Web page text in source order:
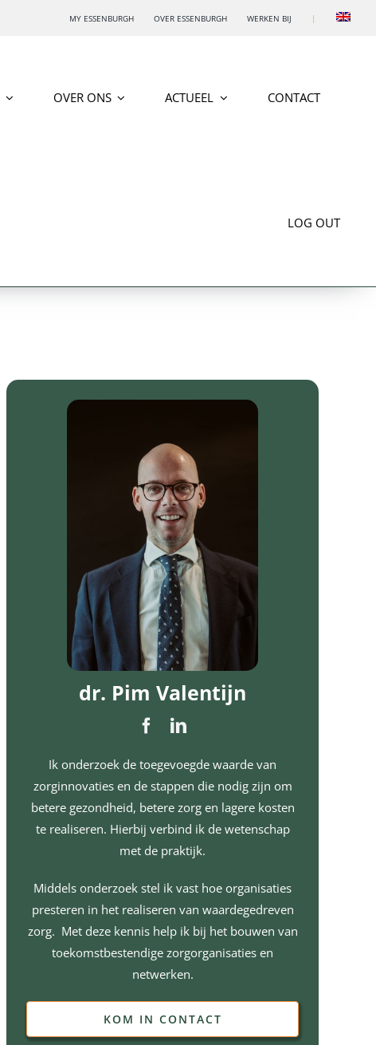
MY ESSENBURGH OVER ESSENBURGH WERKEN BIJ |
OVER ONS ACTUEEL CONTACT
LOG OUT
dr. Pim Valentijn
Ik onderzoek de toegevoegde waarde van
zorginnovaties en de stappen die nodig zijn om
betere gezondheid, betere zorg en lagere kosten
te realiseren. Hierbij verbind ik de wetenschap
met de praktijk.
Middels onderzoek stel ik vast hoe organisaties
presteren in het realiseren van waardegedreven
zorg. Met deze kennis help ik bij het bouwen van
toekomstbestendige zorgorganisaties en
netwerken.
KOM IN CONTACT